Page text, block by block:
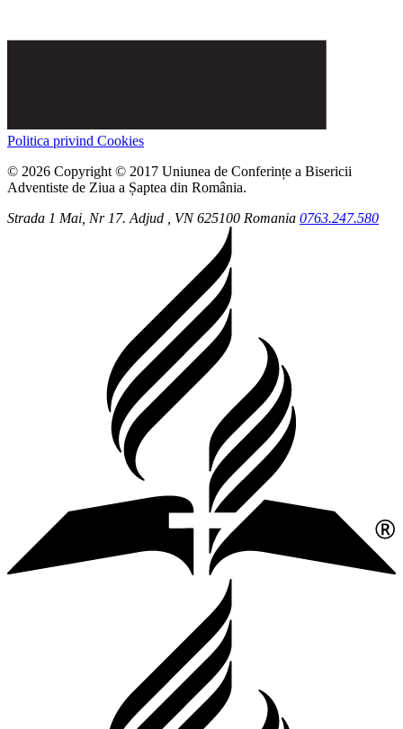
Politica privind Cookies
© 2026 Copyright © 2017 Uniunea de Conferințe a Bisericii
Adventiste de Ziua a Șaptea din România.
Strada 1 Mai, Nr 17.Adjud , VN 625100 Romania 0763.247.580